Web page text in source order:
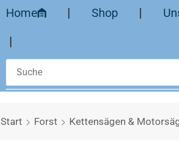
Home ❘ Shop ❘
❘
Start Forst Kettensägen &